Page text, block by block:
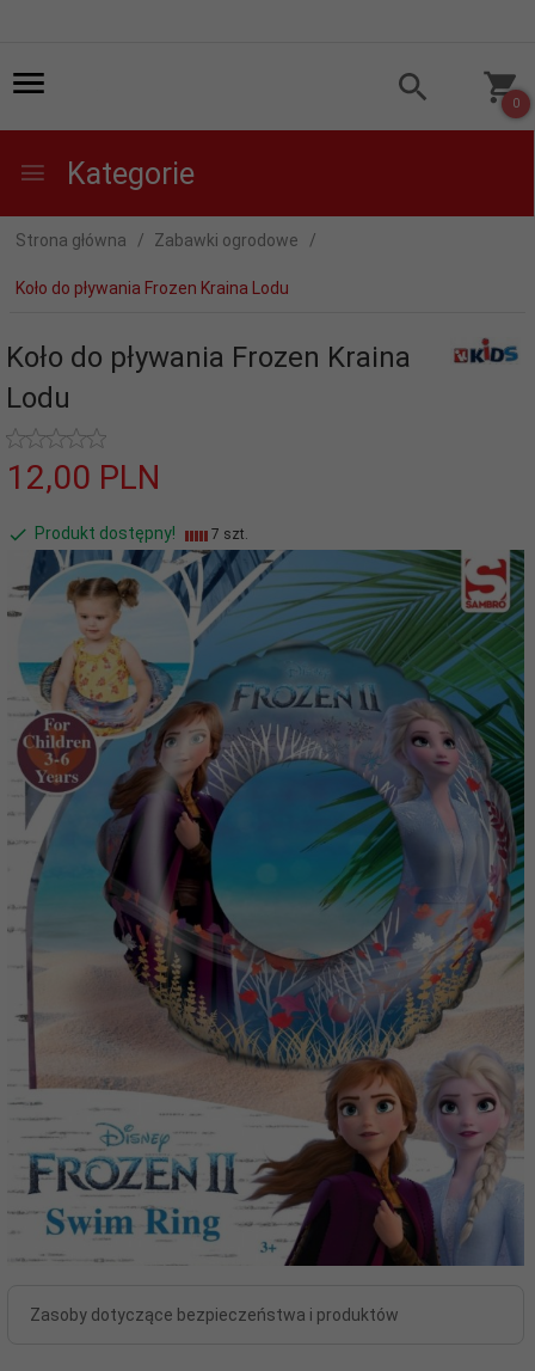
0
Kategorie
Strona główna Zabawki ogrodowe
Koło do pływania Frozen Kraina Lodu
Koło do pływania Frozen Kraina
Lodu
12,00 PLN
Produkt dostępny! 7 szt.
Zasoby dotyczące bezpieczeństwa i produktów